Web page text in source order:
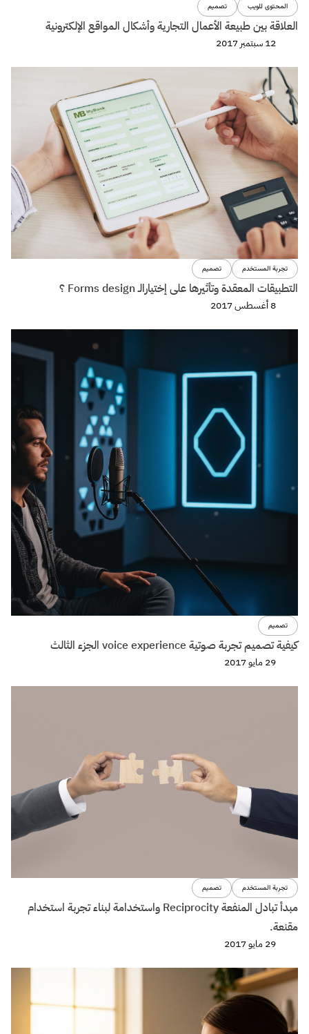
المحتوى للويب تصميم
العلاقة بين طبيعة الأعمال التجارية وأشكال المواقع الإلكترونية
12 سبتمبر 2017
تجربة المستخدم تصميم
التطبيقات المعقدة وتأثيرها على إختيارالـ Forms design ؟
8 أغسطس 2017
تصميم
كيفية تصميم تجربة صوتية voice experience الجزء الثالث
29 مايو 2017
تجربة المستخدم تصميم
مبدأ تبادل المنفعة Reciprocity واستخدامة لبناء تجربة استخدام
مقنعة.
29 مايو 2017